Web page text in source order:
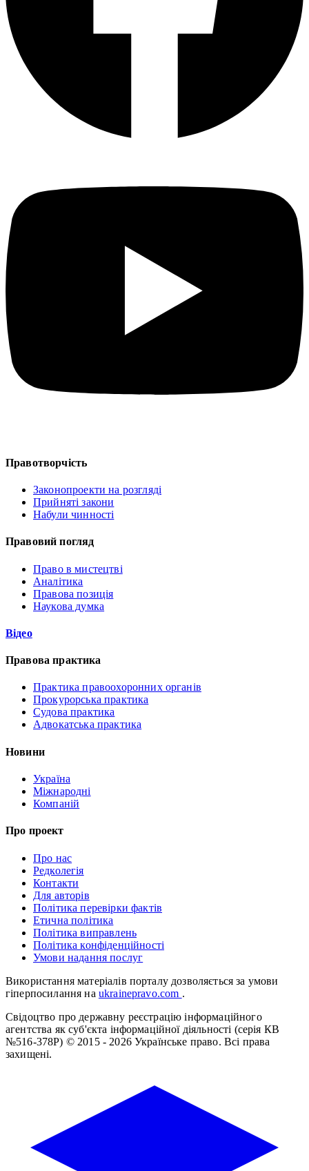
Правотворчість
Законопроекти на розгляді
Прийняті закони
Набули чинності
Правовий погляд
Право в мистецтві
Аналітика
Правова позиція
Наукова думка
Відео
Правова практика
Практика правоохоронних органів
Прокурорська практика
Судова практика
Адвокатська практика
Новини
Україна
Міжнародні
Компаній
Про проект
Про нас
Редколегія
Контакти
Для авторів
Політика перевірки фактів
Етична політика
Політика виправлень
Політика конфіденційності
Умови надання послуг
Використання матеріалів порталу дозволяється за умови
гіперпосилання на ukrainepravo.com .
Свідоцтво про державну реєстрацію інформаційного
агентства як суб'єкта інформаційної діяльності (серія КВ
№516-378Р) © 2015 - 2026 Українське право. Всі права
захищені.